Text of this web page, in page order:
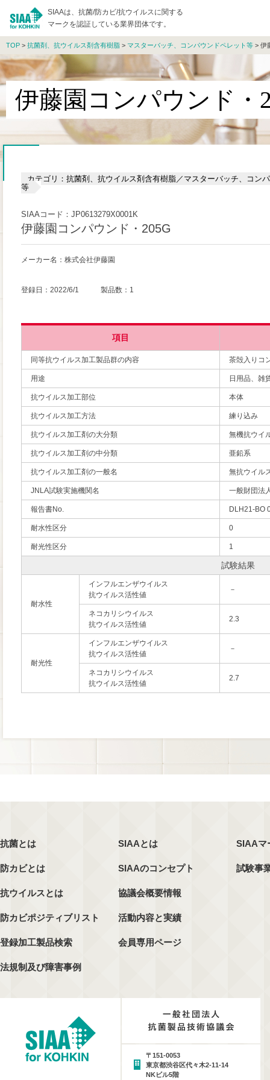
SIAAは、抗菌/防カビ/抗ウイルスに関する
マークを認証している業界団体です。
TOP > 抗菌剤、抗ウイルス剤含有樹脂 > マスターバッチ、コンパウンドペレット等 > 伊
伊藤園コンパウンド・
カテゴリ：抗菌剤、抗ウイルス剤含有樹脂／マスターバッチ、コン
等
SIAAコード：JP0613279X0001K
伊藤園コンパウンド・205G
メーカー名：株式会社伊藤園
登録日：2022/6/1 製品数：1
項目
同等抗ウイルス加工製品群の内容 茶殻入りコ
用途 日用品、雑
抗ウイルス加工部位 本体
抗ウイルス加工方法 練り込み
抗ウイルス加工剤の大分類 無機抗ウイ
抗ウイルス加工剤の中分類 亜鉛系
抗ウイルス加工剤の一般名 無抗ウイル
JNLA試験実施機関名 一般財団法
報告書No. DLH21-BO
耐水性区分 0
耐光性区分 1
試験結果
耐水性
インフルエンザウイルス
抗ウイルス活性値
－
ネコカリシウイルス
抗ウイルス活性値
2.3
耐光性
インフルエンザウイルス
抗ウイルス活性値
－
ネコカリシウイルス
抗ウイルス活性値
2.7
抗菌とは
防カビとは
抗ウイルスとは
防カビポジティブリスト
登録加工製品検索
法規制及び障害事例
SIAAとは
SIAAのコンセプト
協議会概要情報
活動内容と実績
会員専用ページ
SIAAマ
試験事
〒151-0053
東京都渋谷区代々木2-11-14
NKビル5階